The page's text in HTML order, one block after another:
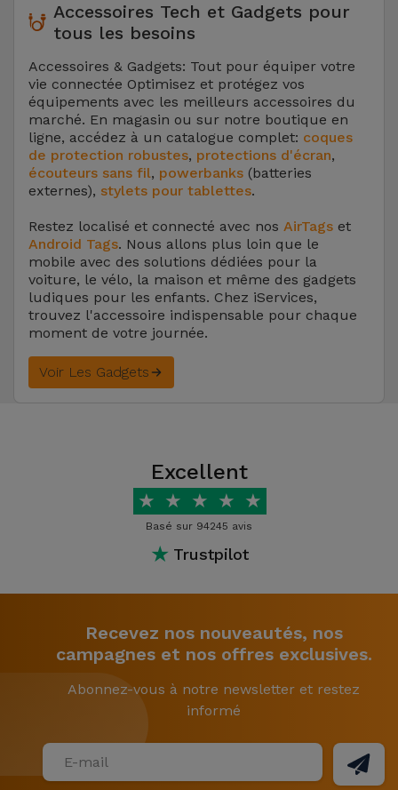
Accessoires Tech et Gadgets pour
tous les besoins
Accessoires & Gadgets: Tout pour équiper votre
vie connectée Optimisez et protégez vos
équipements avec les meilleurs accessoires du
marché. En magasin ou sur notre boutique en
ligne, accédez à un catalogue complet: coques
de protection robustes, protections d'écran,
écouteurs sans fil, powerbanks (batteries
externes), stylets pour tablettes.
Restez localisé et connecté avec nos AirTags et
Android Tags. Nous allons plus loin que le
mobile avec des solutions dédiées pour la
voiture, le vélo, la maison et même des gadgets
ludiques pour les enfants. Chez iServices,
trouvez l'accessoire indispensable pour chaque
moment de votre journée.
Voir Les Gadgets
Excellent
★ ★ ★ ★ ★
Basé sur 94245 avis
★ Trustpilot
Recevez nos nouveautés, nos
campagnes et nos offres exclusives.
Abonnez-vous à notre newsletter et restez
informé